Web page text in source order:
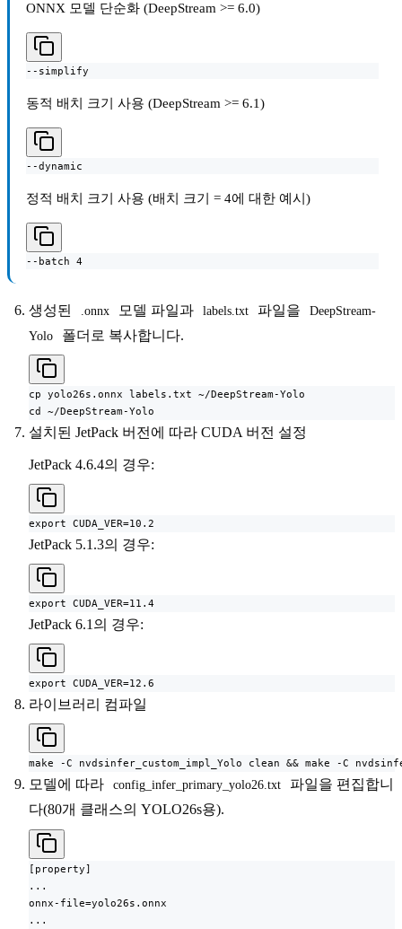
ONNX 모델 단순화 (DeepStream >= 6.0)
--simplify
동적 배치 크기 사용 (DeepStream >= 6.1)
--dynamic
정적 배치 크기 사용 (배치 크기 = 4에 대한 예시)
--batch 4
생성된 .onnx 모델 파일과 labels.txt 파일을
DeepStream-
Yolo
폴더로 복사합니다.
cp yolo26s.onnx labels.txt ~/DeepStream-Yolo
cd ~/DeepStream-Yolo
설치된 JetPack 버전에 따라 CUDA 버전 설정
JetPack 4.6.4의 경우:
export CUDA_VER=10.2
JetPack 5.1.3의 경우:
export CUDA_VER=11.4
JetPack 6.1의 경우:
export CUDA_VER=12.6
라이브러리 컴파일
make -C nvdsinfer_custom_impl_Yolo clean && make -C
모델에 따라 config_infer_primary_yolo26.txt
파일을 편집합니
다(80개 클래스의 YOLO26s용).
[property]
...
onnx-file=yolo26s.onnx
...